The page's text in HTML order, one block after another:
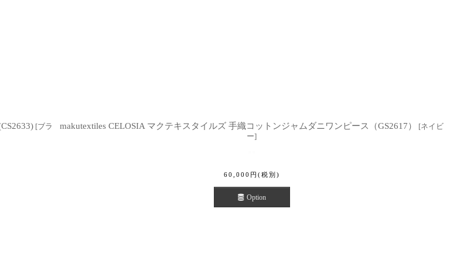
[ブラ
makutextiles CELOSIA マクテキスタイルズ 手織コットンジャムダニワンピース（GS2617） [ネイビ
ー]
60,000 円 (税別)
Option